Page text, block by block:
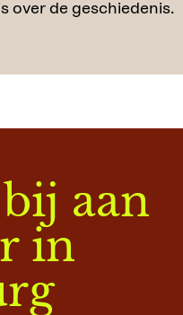
over de geschiedenis.
aan
in